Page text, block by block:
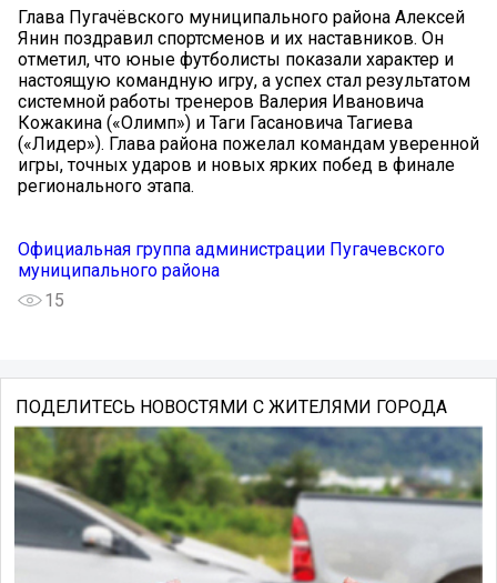
Глава Пугачёвского муниципального района Алексей
Янин поздравил спортсменов и их наставников. Он
отметил, что юные футболисты показали характер и
настоящую командную игру, а успех стал результатом
системной работы тренеров Валерия Ивановича
Кожакина («Олимп») и Таги Гасановича Тагиева
(«Лидер»). Глава района пожелал командам уверенной
игры, точных ударов и новых ярких побед в финале
регионального этапа.
Официальная группа администрации Пугачевского
муниципального района
15
ПОДЕЛИТЕСЬ НОВОСТЯМИ С ЖИТЕЛЯМИ ГОРОДА